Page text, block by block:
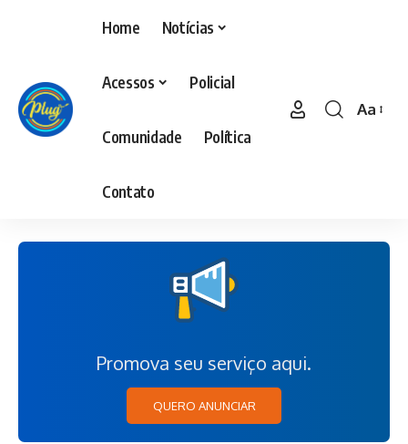
Home Notícias
Acessos Policial
Comunidade Política
Contato
Aa
Promova seu serviço aqui.
QUERO ANUNCIAR